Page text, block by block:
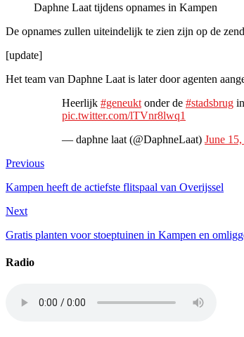
Daphne Laat tijdens opnames in Kampen
De opnames zullen uiteindelijk te zien zijn op de
[update]
Het team van Daphne Laat is later door agenten
Heerlijk #geneukt onder de #stadsbrug in
pic.twitter.com/lTVnr8lwq1
— daphne laat (@DaphneLaat) June
Previous
Kampen heeft de actiefste flitspaal van Overijssel
Next
Gratis planten voor stoeptuinen in Kampen en
Radio